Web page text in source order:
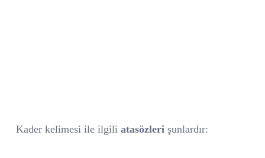
Kader kelimesi ile ilgili atasözleri şunlardır: